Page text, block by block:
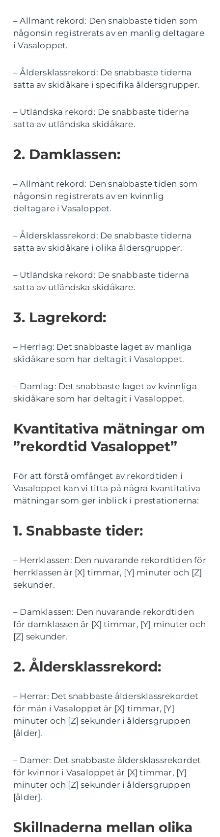
– Allmänt rekord: Den snabbaste tiden som
någonsin registrerats av en manlig deltagare
i Vasaloppet.
– Åldersklassrekord: De snabbaste tiderna
satta av skidåkare i specifika åldersgrupper.
– Utländska rekord: De snabbaste tiderna
satta av utländska skidåkare.
2. Damklassen:
– Allmänt rekord: Den snabbaste tiden som
någonsin registrerats av en kvinnlig
deltagare i Vasaloppet.
– Åldersklassrekord: De snabbaste tiderna
satta av skidåkare i olika åldersgrupper.
– Utländska rekord: De snabbaste tiderna
satta av utländska skidåkare.
3. Lagrekord:
– Herrlag: Det snabbaste laget av manliga
skidåkare som har deltagit i Vasaloppet.
– Damlag: Det snabbaste laget av kvinnliga
skidåkare som har deltagit i Vasaloppet.
Kvantitativa mätningar om
”rekordtid Vasaloppet”
För att förstå omfånget av rekordtiden i
Vasaloppet kan vi titta på några kvantitativa
mätningar som ger inblick i prestationerna:
1. Snabbaste tider:
– Herrklassen: Den nuvarande rekordtiden för
herrklassen är [X] timmar, [Y] minuter och [Z]
sekunder.
– Damklassen: Den nuvarande rekordtiden
för damklassen är [X] timmar, [Y] minuter och
[Z] sekunder.
2. Åldersklassrekord:
– Herrar: Det snabbaste åldersklassrekordet
för män i Vasaloppet är [X] timmar, [Y]
minuter och [Z] sekunder i åldersgruppen
[ålder].
– Damer: Det snabbaste åldersklassrekordet
för kvinnor i Vasaloppet är [X] timmar, [Y]
minuter och [Z] sekunder i åldersgruppen
[ålder].
Skillnaderna mellan olika